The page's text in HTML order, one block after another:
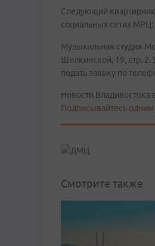
Следующий квартирник
социальных сетях
Музыкальная студия
Шилкинской, 19, стр. 2.
подать заявку по
Новости Владивостока
Подписывайтесь
Смотрите также